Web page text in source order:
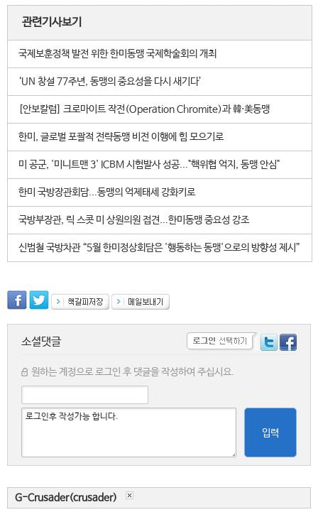
관련기사보기
국제보훈정책 발전 위한 한미동맹 국제학술회의 개최
‘UN 창설 77주년, 동맹의 중요성을 다시 새기다’
[안보칼럼] 크로마이트 작전(Operation Chromite)과 韓⋅美동맹
한미, 글로벌 포괄적 전략동맹 비전 이행에 힘 모으기로
미 공군, '미니트맨 3' ICBM 시험발사 성공..."핵위협 억지, 동맹 안심"
한미 국방장관회담...동맹의 억제태세 강화키로
국방부장관, 릭 스콧 미 상원의원 접견...한미동맹 중요성 강조
신범철 국방차관 “5월 한미정상회담은 '행동하는 동맹'으로의 방향성 제시”
소셜댓글
원하는 계정으로 로그인 후 댓글을 작성하여 주십시요.
입력
G-Crusader(crusader)